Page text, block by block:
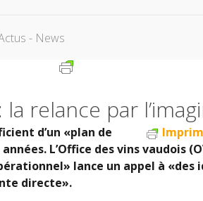
- News
la relance par
d’un «plan de
L’Office des vins vaudois
lance un appel à «des
directe».